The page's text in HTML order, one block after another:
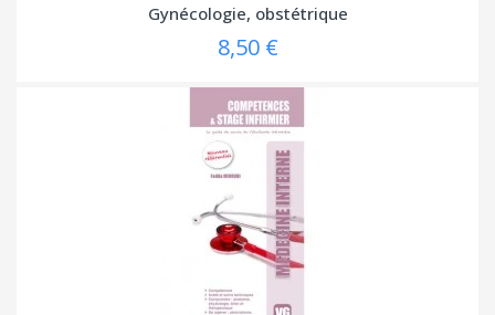
Gynécologie, obstétrique
8,50 €